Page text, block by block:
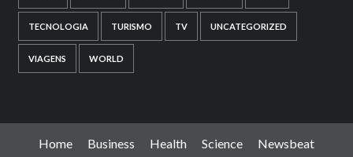
TECNOLOGIA TURISMO TV UNCATEGORIZED
VIAGENS WORLD
Home Business Health Science Newsbeat